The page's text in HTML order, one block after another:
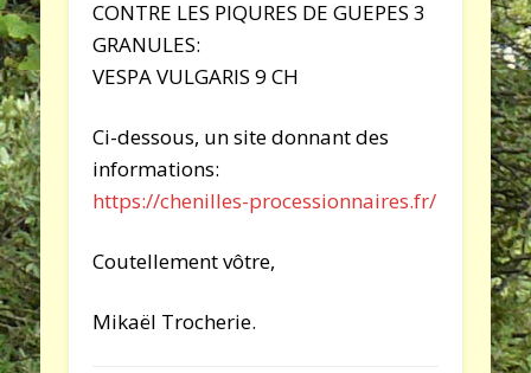
CONTRE LES PIQURES DE GUEPES 3
GRANULES:
VESPA VULGARIS 9 CH
Ci-dessous, un site donnant des
informations:
https://chenilles-processionnaires.fr/
Coutellement vôtre,
Mikaël Trocherie.